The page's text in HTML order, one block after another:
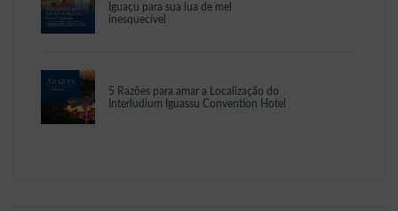
Iguaçu para sua lua de mel
inesquecível
5 Razões para amar a Localização do
Interludium Iguassu Convention Hotel